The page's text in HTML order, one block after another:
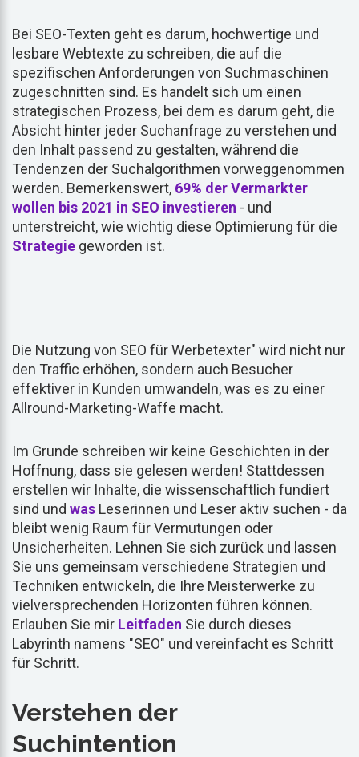
Bei SEO-Texten geht es darum, hochwertige und
lesbare Webtexte zu schreiben, die auf die
spezifischen Anforderungen von Suchmaschinen
zugeschnitten sind. Es handelt sich um einen
strategischen Prozess, bei dem es darum geht, die
Absicht hinter jeder Suchanfrage zu verstehen und
den Inhalt passend zu gestalten, während die
Tendenzen der Suchalgorithmen vorweggenommen
werden. Bemerkenswert, 69% der Vermarkter
wollen bis 2021 in SEO investieren - und
unterstreicht, wie wichtig diese Optimierung für die
Strategie geworden ist.
Die Nutzung von SEO für Werbetexter" wird nicht nur
den Traffic erhöhen, sondern auch Besucher
effektiver in Kunden umwandeln, was es zu einer
Allround-Marketing-Waffe macht.
Im Grunde schreiben wir keine Geschichten in der
Hoffnung, dass sie gelesen werden! Stattdessen
erstellen wir Inhalte, die wissenschaftlich fundiert
sind und was Leserinnen und Leser aktiv suchen - da
bleibt wenig Raum für Vermutungen oder
Unsicherheiten. Lehnen Sie sich zurück und lassen
Sie uns gemeinsam verschiedene Strategien und
Techniken entwickeln, die Ihre Meisterwerke zu
vielversprechenden Horizonten führen können.
Erlauben Sie mir Leitfaden Sie durch dieses
Labyrinth namens "SEO" und vereinfacht es Schritt
für Schritt.
Verstehen der
Suchintention